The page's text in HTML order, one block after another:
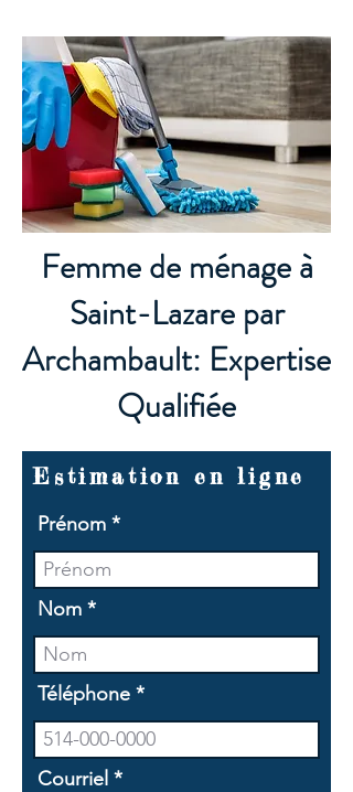
Femme de ménage à
Saint-Lazare par
Archambault: Expertise
Qualifiée
Estimation en ligne
Prénom
Nom
Téléphone
Courriel